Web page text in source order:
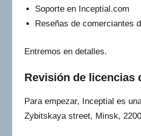
Soporte en Inceptial.com
Reseñas de comerciantes
Entremos en detalles.
Revisión de licencias
Para empezar, Inceptial es
Zybitskaya street, Minsk,